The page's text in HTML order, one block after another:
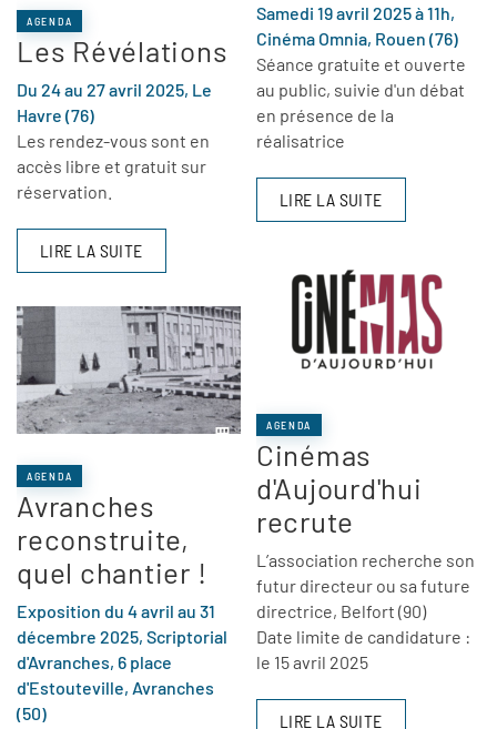
AGENDA
Les Révélations
Du 24 au 27 avril 2025, Le
Havre (76)
Les rendez-vous sont en
accès libre et gratuit sur
réservation.
LIRE LA SUITE
AGENDA
Avranches
reconstruite,
quel chantier !
Exposition du 4 avril au 31
décembre 2025, Scriptorial
d'Avranches, 6 place
d'Estouteville, Avranches
(50)
Samedi 19 avril 2025 à 11h,
Cinéma Omnia, Rouen (76)
Séance gratuite et ouverte
au public, suivie d'un débat
en présence de la
réalisatrice
LIRE LA SUITE
AGENDA
Cinémas
d'Aujourd'hui
recrute
L’association recherche son
futur directeur ou sa future
directrice, Belfort (90)
Date limite de candidature :
le 15 avril 2025
LIRE LA SUITE